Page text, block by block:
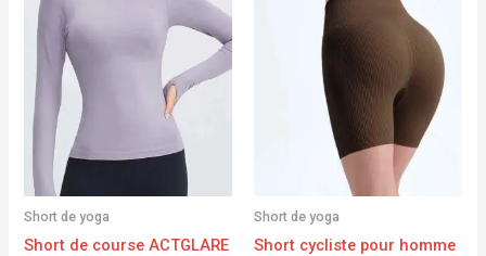
Short de yoga
Short de course ACTGLARE
Short de yoga
Short cycliste pour homme